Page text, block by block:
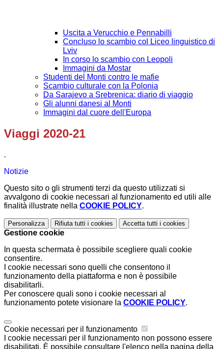
Uscita a Verucchio e Pennabilli
Concluso lo scambio col Liceo linguistico di
Lviv
In corso lo scambio con Leopoli
Immagini da Mostar
Studenti del Monti contro le mafie
Scambio culturale con la Polonia
Da Sarajevo a Srebrenica: diario di viaggio
Gli alunni danesi al Monti
Immagini dal cuore dell'Europa
Viaggi 2020-21
.
Notizie
Questo sito o gli strumenti terzi da questo utilizzati si
avvalgono di cookie necessari al funzionamento ed utili alle
finalità illustrate nella COOKIE POLICY.
Personalizza Rifiuta tutti i cookies Accetta tutti i cookies
Gestione cookie
In questa schermata è possibile scegliere quali cookie
consentire.
I cookie necessari sono quelli che consentono il
funzionamento della piattaforma e non è possibile
disabilitarli.
Per conoscere quali sono i cookie necessari al
funzionamento potete visionare la COOKIE POLICY.
Cookie necessari per il funzionamento
I cookie necessari per il funzionamento non possono essere
disabilitati. È possibile consultare l'elenco nella pagina della